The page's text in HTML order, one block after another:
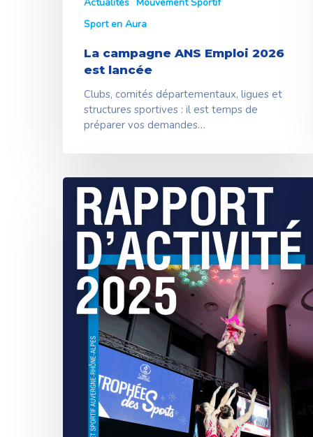
Sport en Aura
La campagne ANS Emploi 2026
est lancée
Clubs, comités départementaux, ligues et
structures sportives : il est temps de
préparer vos demandes…
Le
CROS
Auvergne-
Rhône-
Alpes
publie
son
rapport
d’activité